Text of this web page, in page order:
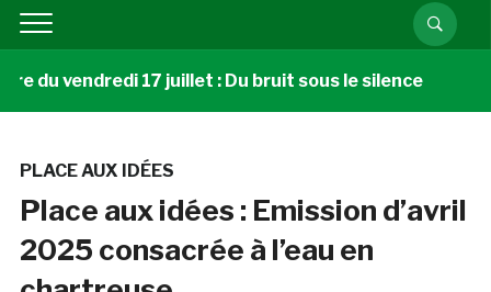
du vendredi 17 juillet : Du bruit sous le silence
PLACE AUX IDÉES
Place aux idées : Emission d’avril
2025 consacrée à l’eau en